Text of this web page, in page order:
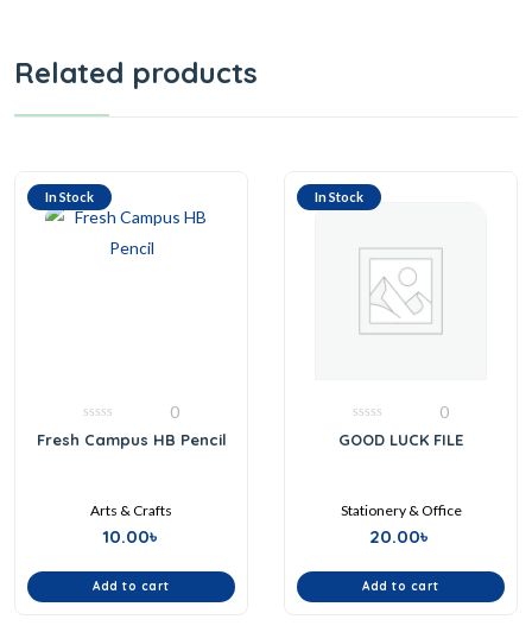
Related products
In Stock
0
out
0
Fresh Campus HB Pencil
Arts & Crafts
10.00৳
Add to cart
In Stock
0
out
0
GOOD LUCK FILE
Stationery & Office
20.00৳
Add to cart